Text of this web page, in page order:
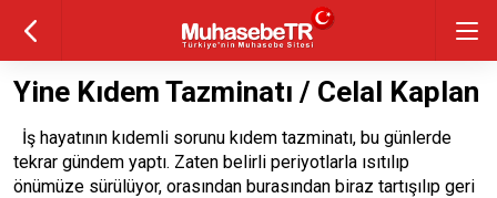
Yine Kıdem Tazminatı / Celal Kaplan
İş hayatının kıdemli sorunu kıdem tazminatı, bu günlerde
tekrar gündem yaptı. Zaten belirli periyotlarla ısıtılıp
önümüze sürülüyor, orasından burasından biraz tartışılıp geri